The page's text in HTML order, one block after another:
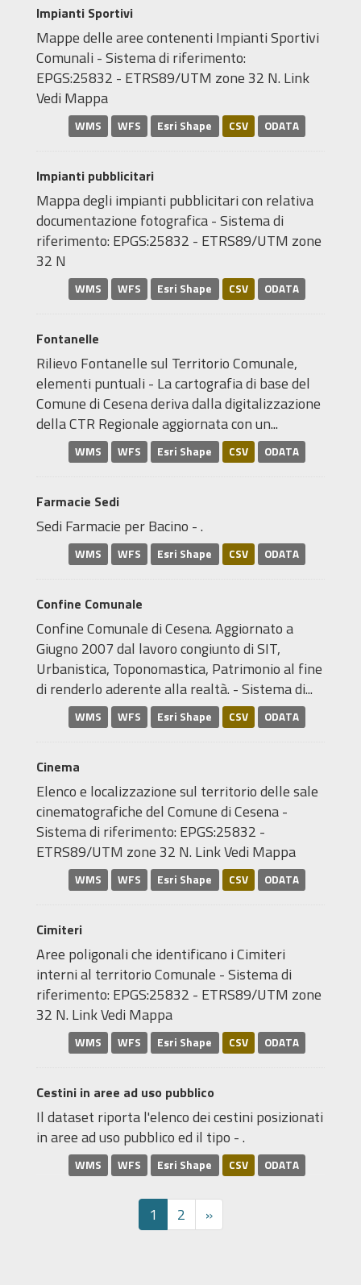
Impianti Sportivi
Mappe delle aree contenenti Impianti Sportivi
Comunali - Sistema di riferimento:
EPGS:25832 - ETRS89/UTM zone 32 N. Link
Vedi Mappa
WMS WFS Esri Shape CSV ODATA
Impianti pubblicitari
Mappa degli impianti pubblicitari con relativa
documentazione fotografica - Sistema di
riferimento: EPGS:25832 - ETRS89/UTM zone
32 N
WMS WFS Esri Shape CSV ODATA
Fontanelle
Rilievo Fontanelle sul Territorio Comunale,
elementi puntuali - La cartografia di base del
Comune di Cesena deriva dalla digitalizzazione
della CTR Regionale aggiornata con un...
WMS WFS Esri Shape CSV ODATA
Farmacie Sedi
Sedi Farmacie per Bacino - .
WMS WFS Esri Shape CSV ODATA
Confine Comunale
Confine Comunale di Cesena. Aggiornato a
Giugno 2007 dal lavoro congiunto di SIT,
Urbanistica, Toponomastica, Patrimonio al fine
di renderlo aderente alla realtà. - Sistema di...
WMS WFS Esri Shape CSV ODATA
Cinema
Elenco e localizzazione sul territorio delle sale
cinematografiche del Comune di Cesena -
Sistema di riferimento: EPGS:25832 -
ETRS89/UTM zone 32 N. Link Vedi Mappa
WMS WFS Esri Shape CSV ODATA
Cimiteri
Aree poligonali che identificano i Cimiteri
interni al territorio Comunale - Sistema di
riferimento: EPGS:25832 - ETRS89/UTM zone
32 N. Link Vedi Mappa
WMS WFS Esri Shape CSV ODATA
Cestini in aree ad uso pubblico
Il dataset riporta l'elenco dei cestini posizionati
in aree ad uso pubblico ed il tipo - .
WMS WFS Esri Shape CSV ODATA
1 2 »